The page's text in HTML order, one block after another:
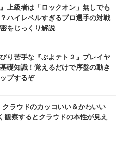
上級者は「ロックオン」無しでも
ハイレベルすぎるプロ選手の対戦
をじっくり解説
り苦手な『ぷよテト２』プレイヤ
礎知識！覚えるだけで序盤の動き
プするぞ
クラウドのカッコいい＆かわいい
観察するとクラウドの本性が見え